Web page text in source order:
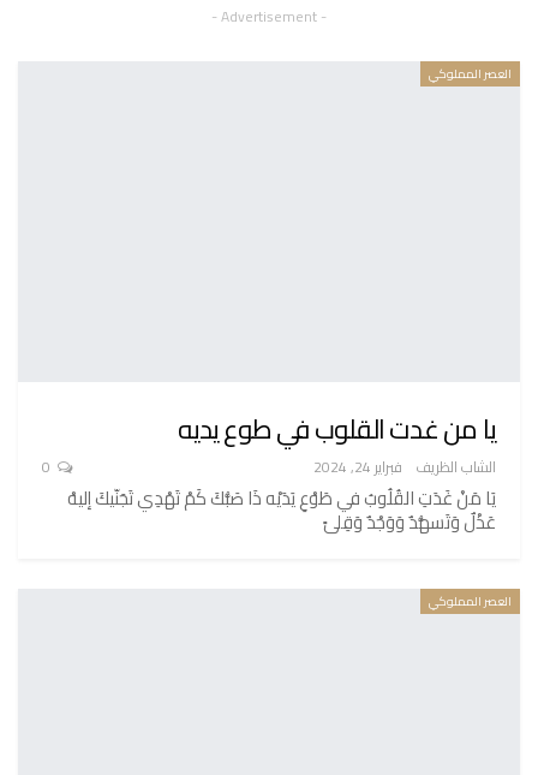
- Advertisement -
العصر المملوكي
يا من غدت القلوب في طوع يديه
الشاب الظريف فبراير 24, 2024
يَا مَنْ غَدَتِ القُلُوبُ في طَوْعِ يَدَيْه ذَا صَبُّكَ كَمْ تَهْدِي تَجَنّيكَ إليهْ
عَذْلٌ وَتَسهُّدٌ وَوَجْدٌ وَقِلىً
العصر المملوكي